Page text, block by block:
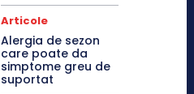
Articole
Alergia de sezon
care poate da
simptome greu de
suportat